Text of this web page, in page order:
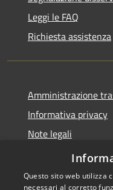
Leggi le FAQ
Richiesta assistenza
Amministrazione
Informativa privacy
Note legali
Dichiarazione di
Questo sito web utilizza
necessari al corretto